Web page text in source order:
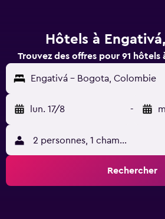
Hôtels à
Trouvez des offres pour 91
Engativá - Bogota, Colombie
lun. 17/8 -
2 personnes, 1 chambre
Rechercher